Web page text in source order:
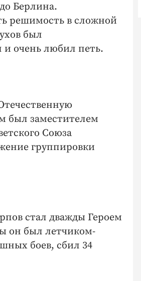
Берлина.
решимость в сложной
был
и очень любил петь.
был заместителем
Союза
группировки
стал дважды Героем
он был летчиком-
боев, сбил 34